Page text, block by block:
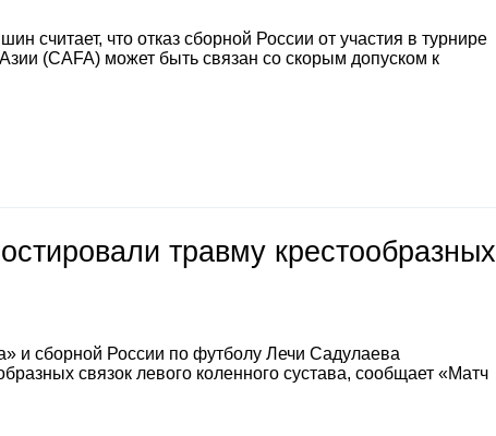
считает, что отказ сборной России от участия в турнире
(CAFA) может быть связан со скорым допуском к
травму крестообразных
и сборной России по футболу Лечи Садулаева
связок левого коленного сустава, сообщает «Матч